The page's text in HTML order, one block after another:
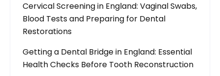
Cervical Screening in England: Vaginal Swabs,
Blood Tests and Preparing for Dental
Restorations
Getting a Dental Bridge in England: Essential
Health Checks Before Tooth Reconstruction